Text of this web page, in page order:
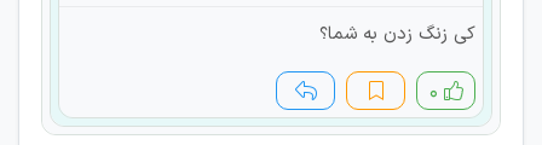
کی زنگ زدن به شما؟
۰